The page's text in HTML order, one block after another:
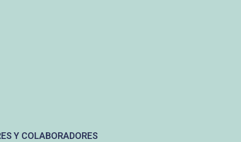
Y COLABORADORES